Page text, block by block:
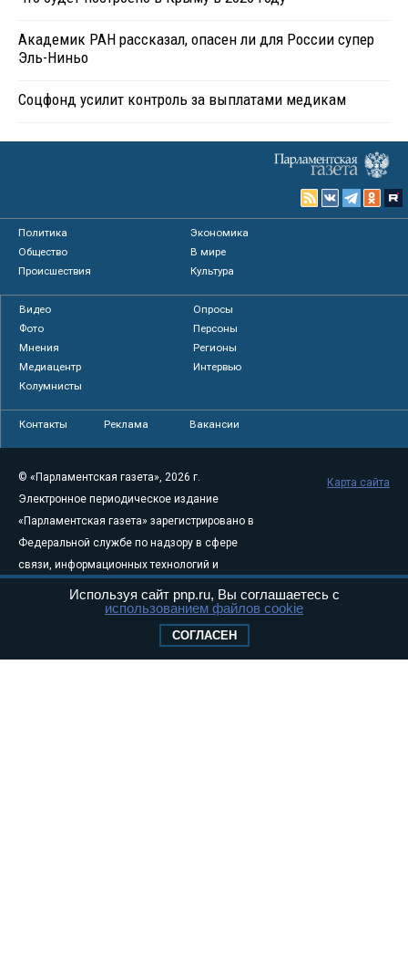
Академик РАН рассказал, опасен ли для России супер
Эль-Ниньо
Соцфонд усилит контроль за выплатами медикам
Политика
Экономика
Общество
В мире
Происшествия
Культура
Видео
Опросы
Фото
Персоны
Мнения
Регионы
Медиацентр
Интервью
Колумнисты
Контакты Реклама Вакансии
© «Парламентская газета», 2026 г.
Электронное периодическое издание
«Парламентская газета» зарегистрировано в
Федеральной службе по надзору в сфере
связи, информационных технологий и
августа 2011 года. 18+
Свидетельство о регистрации Эл № ФС77-
Карта сайта
Используя сайт pnp.ru, Вы соглашаетесь с
использованием файлов cookie
СОГЛАСЕН